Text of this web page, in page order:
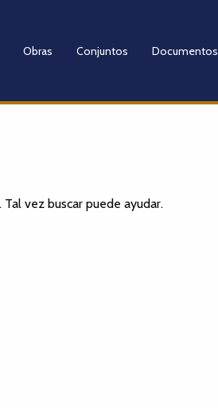
Obras Conjuntos Documentos
vez buscar puede ayudar.